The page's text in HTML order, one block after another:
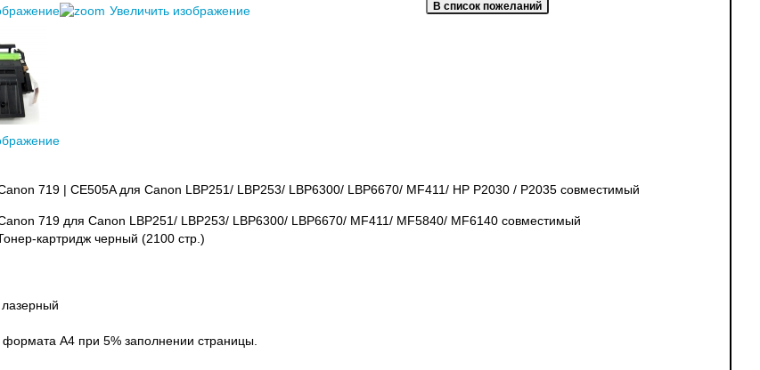
Увеличить изображение
719 | CE505A для Canon LBP251/ LBP253/ LBP6300/ LBP6670/ MF411/ HP P2030 / P2035 совместимый
719 для Canon LBP251/ LBP253/ LBP6300/ LBP6670/ MF411/ MF5840/ MF6140 совместимый
картридж черный (2100 стр.)
формата А4 при 5% заполнении страницы.